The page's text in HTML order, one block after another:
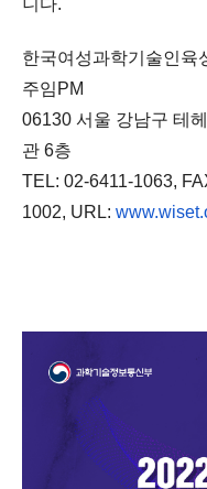
니다.
한국여성과학기술인육
주임PM
06130 서울 강남구 테
관 6층
TEL: 02-6411-1063,
1002, URL: